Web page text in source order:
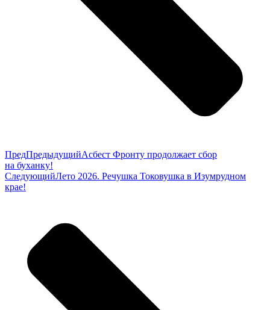
ПредПредыдущийАсбест Фронту продолжает сбор
на буханку!
СледующийЛето 2026. Речушка Токовушка в Изумрудном
крае!